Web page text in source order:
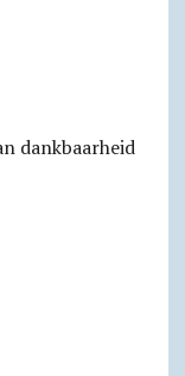
dankbaarheid